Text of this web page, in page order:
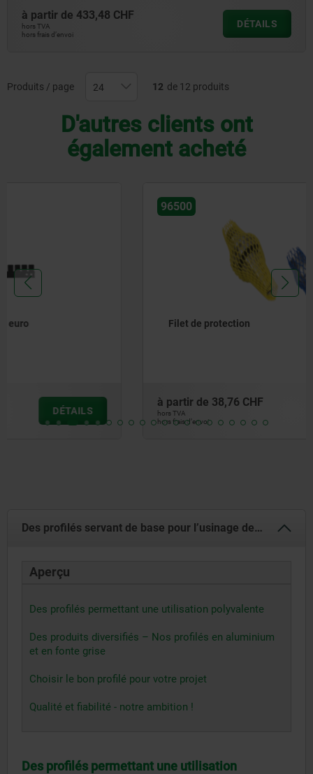
à partir de 433,48 CHF
hors TVA
hors frais d’envoi
DÉTAILS
Produits / page 12 de 12 produits
D'autres clients ont
également acheté
à partir de 38,76 CHF
hors frais d’envoi
Des profilés servant de base pour l’usinage de vos pièces
Aperçu
Des profilés permettant une utilisation polyvalente
Des produits diversifiés – Nos profilés en aluminium
et en fonte grise
Choisir le bon profilé pour votre projet
Qualité et fiabilité - notre ambition !
Des profilés permettant une utilisation